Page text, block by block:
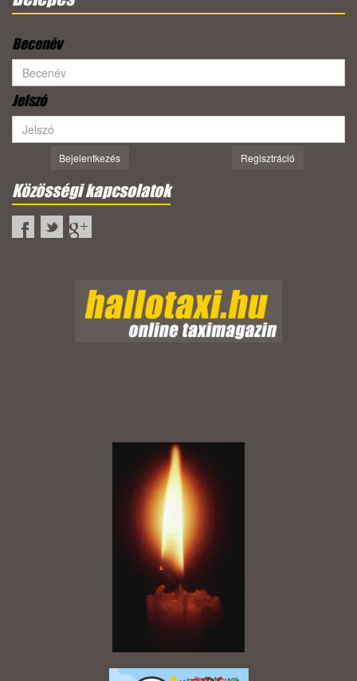
Becenév
Jelszó
Bejelentkezés Regisztráció
Közösségi kapcsolatok